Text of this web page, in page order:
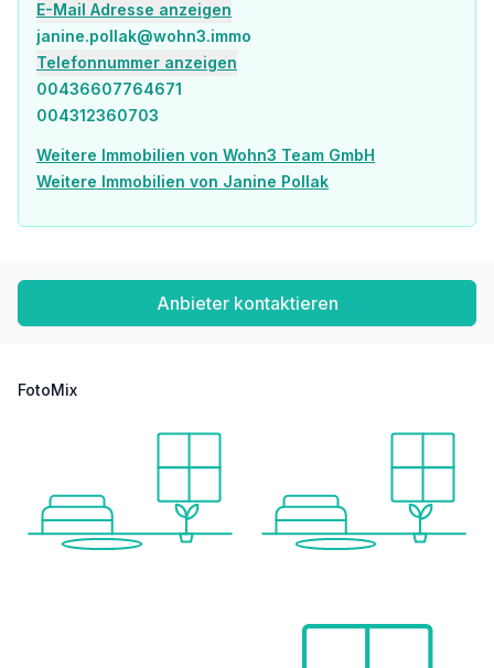
E-Mail Adresse anzeigen
janine.pollak@wohn3.immo
Telefonnummer anzeigen
00436607764671
004312360703
Weitere Immobilien von Wohn3 Team GmbH
Weitere Immobilien von Janine Pollak
Anbieter kontaktieren
FotoMix